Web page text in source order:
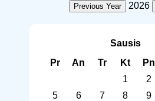
Previous Year 2026
Sausis
Pr
An Tr Kt Pn
1
2
5
6 7 8 9